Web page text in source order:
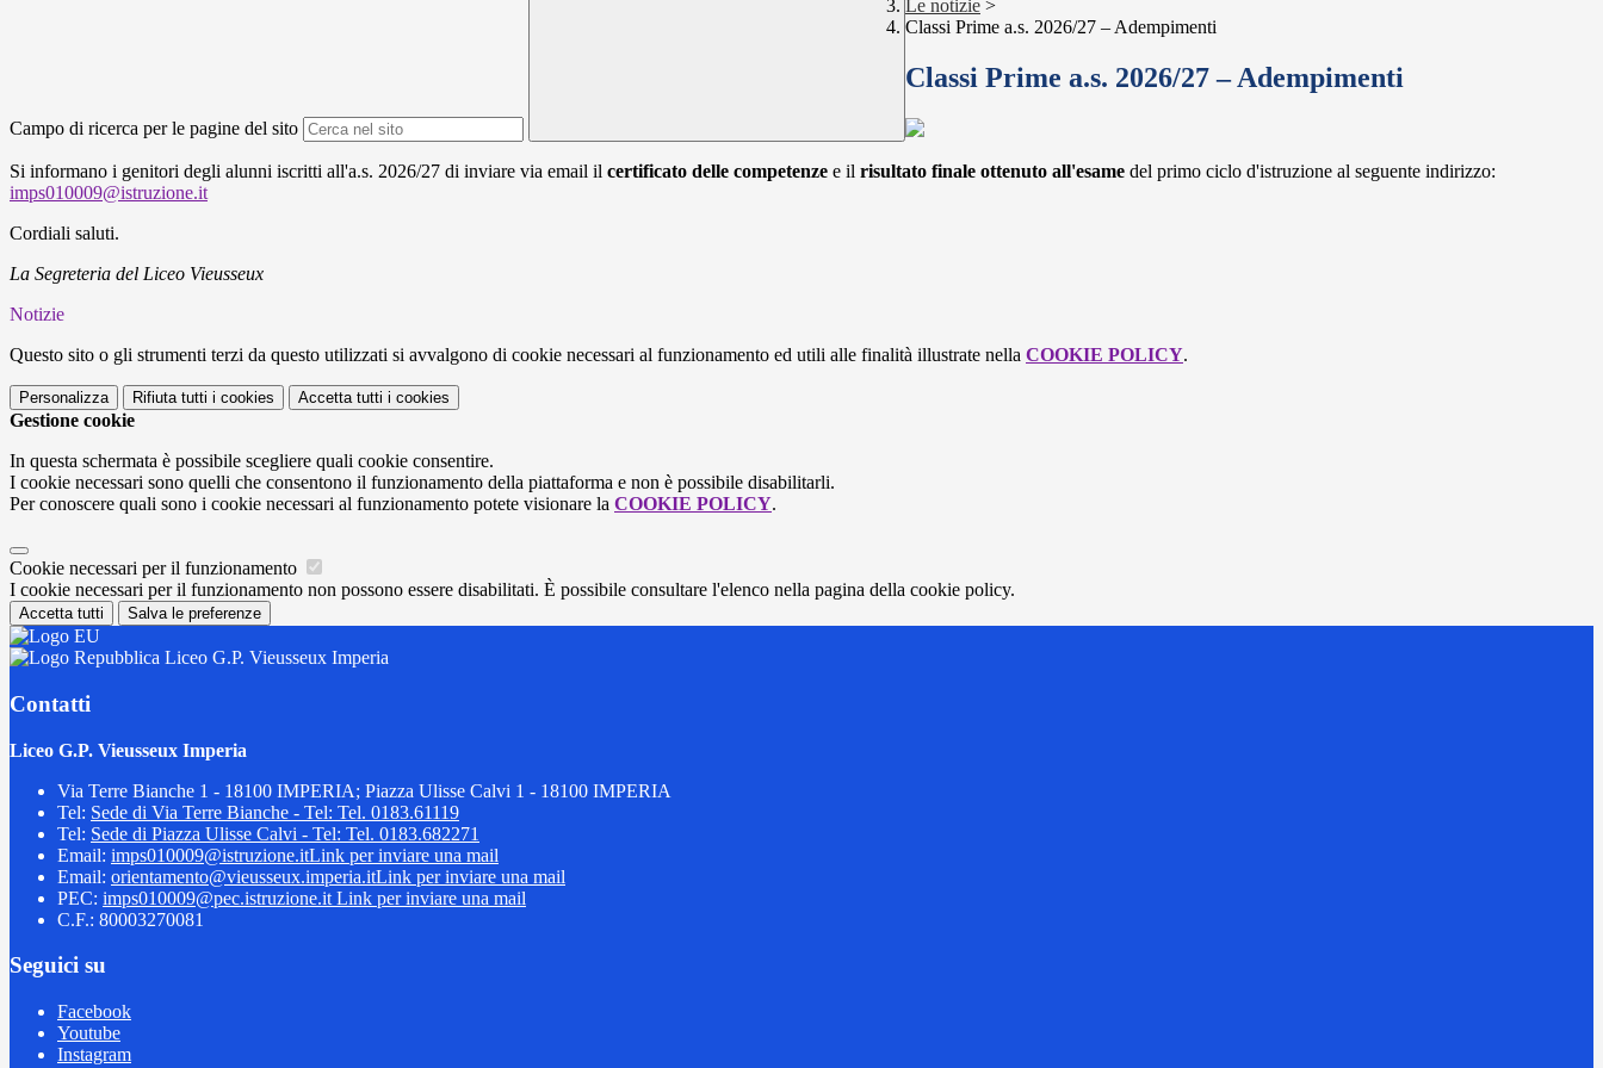
Campo di ricerca per le pagine del sito
Le notizie >
Classi Prime a.s. 2026/27 – Adempimenti
Classi Prime a.s. 2026/27 – Adempimenti
Si informano i genitori degli alunni iscritti all'a.s. 2026/27 di inviare via email il certificato delle competenze e il risultato finale ottenuto all'esame del primo ciclo d'istruzione al seguente indirizzo:
imps010009@istruzione.it
Cordiali saluti.
La Segreteria del Liceo Vieusseux
Notizie
Questo sito o gli strumenti terzi da questo utilizzati si avvalgono di cookie necessari al funzionamento ed utili alle finalità illustrate nella COOKIE POLICY.
Personalizza Rifiuta tutti i cookies Accetta tutti i cookies
Gestione cookie
In questa schermata è possibile scegliere quali cookie consentire.
I cookie necessari sono quelli che consentono il funzionamento della piattaforma e non è possibile disabilitarli.
Per conoscere quali sono i cookie necessari al funzionamento potete visionare la COOKIE POLICY.
Cookie necessari per il funzionamento
I cookie necessari per il funzionamento non possono essere disabilitati. È possibile consultare l'elenco nella pagina della cookie policy.
Accetta tutti Salva le preferenze
Liceo G.P. Vieusseux Imperia
Contatti
Liceo G.P. Vieusseux Imperia
Via Terre Bianche 1 - 18100 IMPERIA; Piazza Ulisse Calvi 1 - 18100 IMPERIA
Tel: Sede di Via Terre Bianche - Tel: Tel. 0183.61119
Tel: Sede di Piazza Ulisse Calvi - Tel: Tel. 0183.682271
Email: imps010009@istruzione.itLink per inviare una mail
Email: orientamento@vieusseux.imperia.itLink per inviare una mail
PEC: imps010009@pec.istruzione.it Link per inviare una mail
C.F.: 80003270081
Seguici su
Facebook
Youtube
Instagram